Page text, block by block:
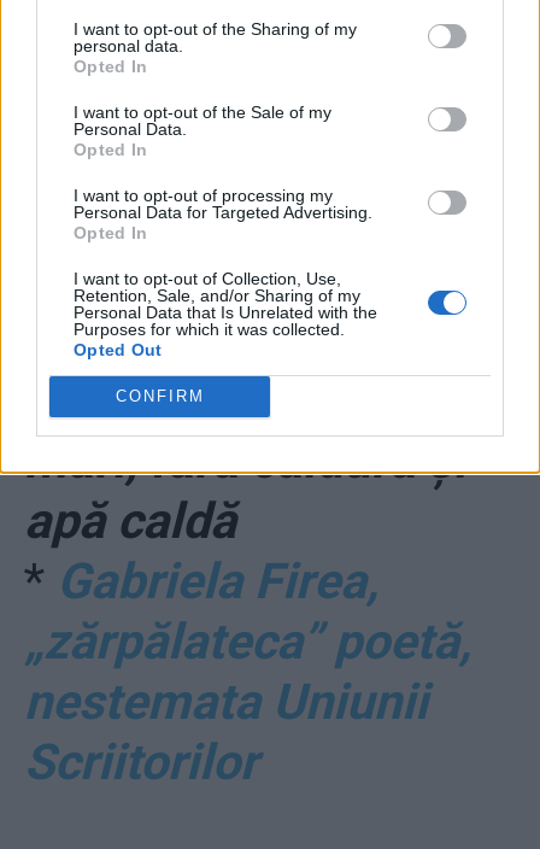
I want to opt-out of the Sharing of my
personal data.
Opted In
I want to opt-out of the Sale of my
Personal Data.
Opted In
I want to opt-out of processing my
Personal Data for Targeted Advertising.
Opted In
I want to opt-out of Collection, Use,
Retention, Sale, and/or Sharing of my
Personal Data that Is Unrelated with the
Purposes for which it was collected.
Opted Out
CONFIRM
Doar de la primarul
Parisului, Londrei,
Vienei…”
Gabriela Firea =
Elena Ceaușescu 2.
Bucureștenii trec prin
suferințe tot mai
mari, fără căldură și
apă caldă
* Gabriela Firea,
„zărpălateca” poetă,
nestemata Uniunii
Scriitorilor